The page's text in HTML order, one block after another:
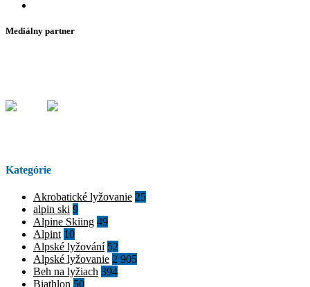
Mediálny partner
Kategórie
Akrobatické lyžovanie 25
alpin ski 9
Alpine Skiing 49
Alpint 10
Alpské lyžování 52
Alpské lyžovanie 2 905
Beh na lyžiach 394
Biathlon 50